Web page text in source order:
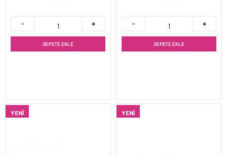
SEPETE EKLE SEPETE EKLE
YENI YENI